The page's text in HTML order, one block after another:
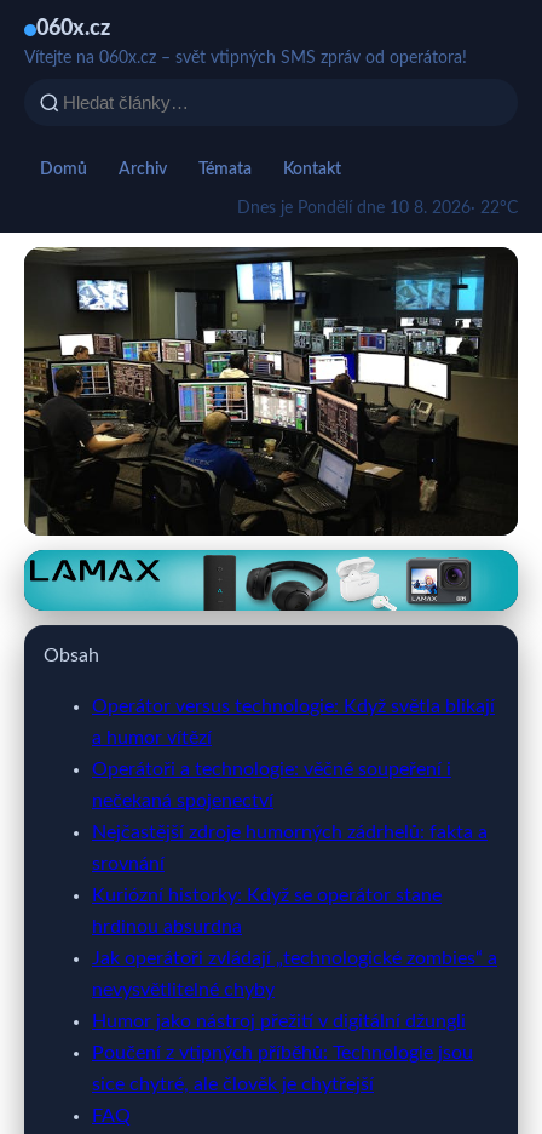
060x.cz
Vítejte na 060x.cz – svět vtipných SMS zpráv od operátora!
Domů Archiv Témata Kontakt
Dnes je Pondělí dne 10 8. 2026· 22°C
060x.cz
Když Technologie Připraví Scénku:
Obsah
Operátor versus technologie: Když světla blikají
a humor vítězí
Operátoři a technologie: věčné soupeření i
nečekaná spojenectví
Nejčastější zdroje humorných zádrhelů: fakta a
srovnání
Kuriózní historky: Když se operátor stane
hrdinou absurdna
Jak operátoři zvládají „technologické zombies“ a
nevysvětlitelné chyby
Humor jako nástroj přežití v digitální džungli
Poučení z vtipných příběhů: Technologie jsou
sice chytré, ale člověk je chytřejší
FAQ